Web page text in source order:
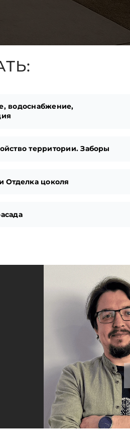
водоснабжение,
территории. Заборы
Отделка цоколя